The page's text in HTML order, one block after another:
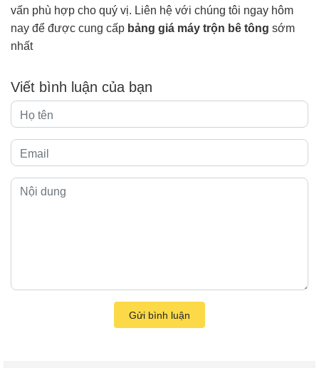
vấn phù hợp cho quý vị. Liên hệ với chúng tôi ngay hôm
nay để được cung cấp bảng giá máy trộn bê tông sớm
nhất
Viết bình luận của bạn
Gửi bình luận